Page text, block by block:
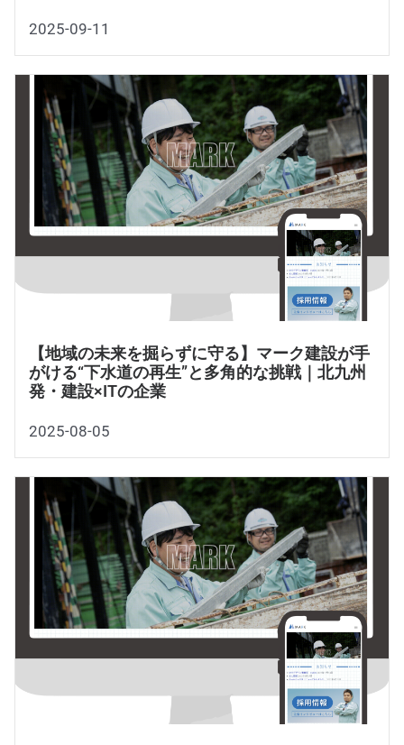
2025-09-11
【地域の未来を掘らずに守る】マーク建設が手
がける“下水道の再生”と多角的な挑戦｜北九州
発・建設×ITの企業
2025-08-05